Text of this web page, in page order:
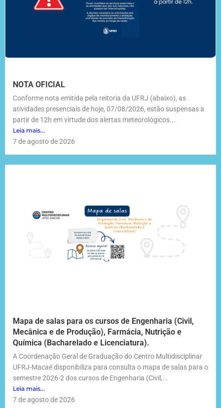
NOTA OFICIAL
Conforme nota emitida pela reitoria da UFRJ (abaixo), as
atividades presenciais de hoje, 07/08/2026, estão suspensas a
partir de 12h em virtude dos alertas meteorológicos...
Leia mais...
7 de agosto de 2026
Mapa de salas para os cursos de Engenharia (Civil,
Mecânica e de Produção), Farmácia, Nutrição e
Química (Bacharelado e Licenciatura).
A Coordenação Geral de Graduação do Centro Multidisciplinar
UFRJ-Macaé disponibiliza para consulta o mapa de salas para o
semestre 2026-2 dos cursos de Engenharia (Civil,...
Leia mais...
7 de agosto de 2026